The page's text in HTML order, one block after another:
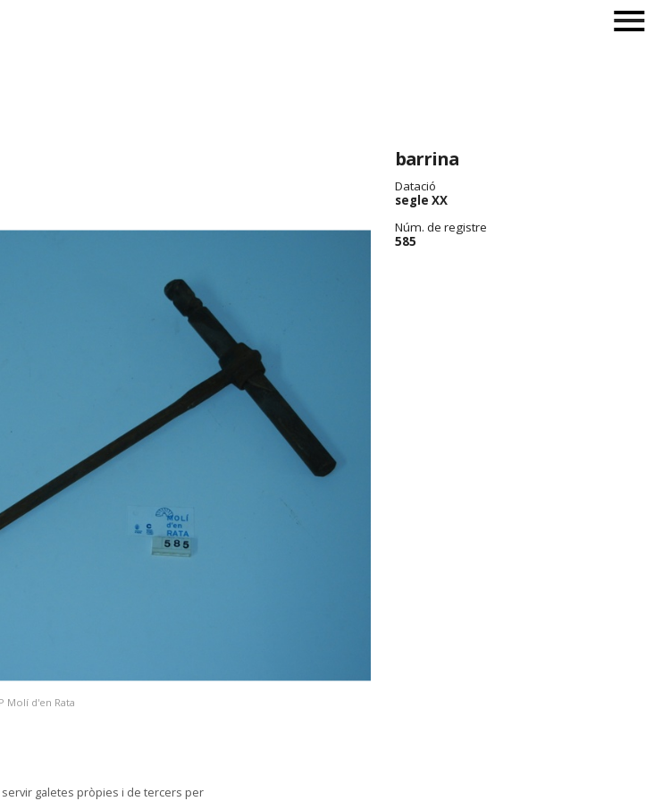
Molí d'en Rata
barrina
Datació
segle XX
Núm. de registre
585
galetes pròpies i de tercers per